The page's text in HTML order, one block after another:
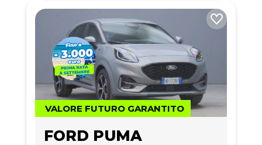
VALORE FUTURO GARANTITO
FORD PUMA